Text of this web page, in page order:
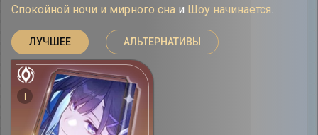
Спокойной ночи и мирного сна и Шоу начинается.
ЛУЧШЕЕ АЛЬТЕРНАТИВЫ
I